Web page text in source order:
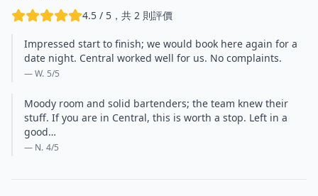
4.5 / 5，共 2 則評價
Impressed start to finish; we would book here again for a
date night. Central worked well for us. No complaints.
— W. 5/5
Moody room and solid bartenders; the team knew their
stuff. If you are in Central, this is worth a stop. Left in a
good…
— N. 4/5